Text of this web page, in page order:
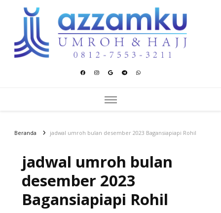
Azzamku Umroh dan Hajj
Beranda jadwal umroh bulan desember 2023 Bagansiapiapi Rohil
jadwal umroh bulan
desember 2023
Bagansiapiapi Rohil